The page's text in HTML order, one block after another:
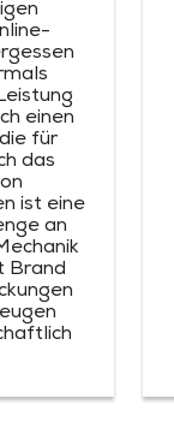
einen
für
das
ist eine
an
Brand